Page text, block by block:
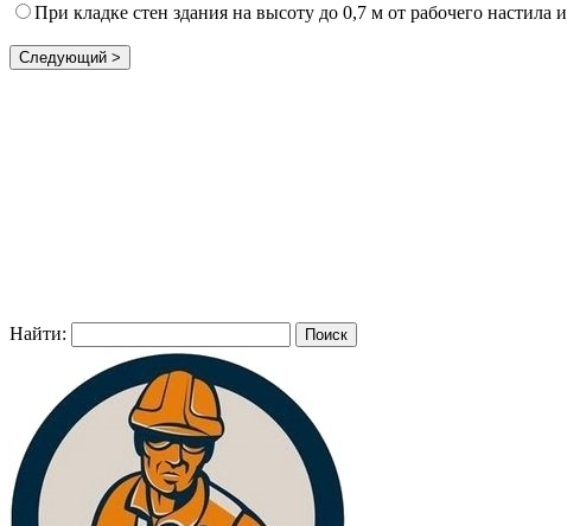
При кладке стен здания на высоту до 0,7 м от рабочего
Найти: